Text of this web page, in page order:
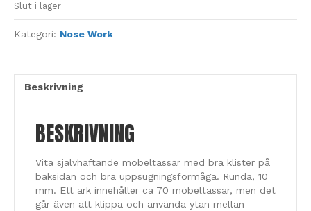
Slut i lager
Kategori: Nose Work
Beskrivning
BESKRIVNING
Vita självhäftande möbeltassar med bra klister på
baksidan och bra uppsugningsförmåga. Runda, 10
mm. Ett ark innehåller ca 70 möbeltassar, men det
går även att klippa och använda ytan mellan